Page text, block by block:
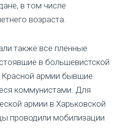
в том числе
возраста.
также все пленные
в большевистской
Красной армии бывшие
коммунистами. Для
армии в Харьковской
проводили мобилизации